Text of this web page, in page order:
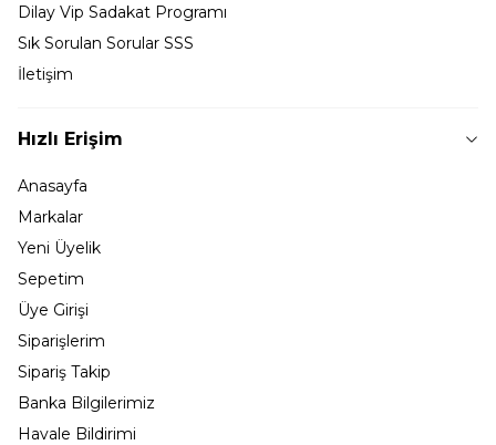
Dilay Vip Sadakat Programı
Sık Sorulan Sorular SSS
İletişim
Hızlı Erişim
Anasayfa
Markalar
Yeni Üyelik
Sepetim
Üye Girişi
Siparişlerim
Sipariş Takip
Banka Bilgilerimiz
Havale Bildirimi